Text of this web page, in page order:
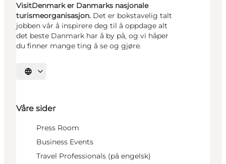
VisitDenmark er Danmarks nasjonale
turismeorganisasjon. Det er bokstavelig talt
jobben vår å inspirere deg til å oppdage alt
det beste Danmark har å by på, og vi håper
du finner mange ting å se og gjøre.
Velg språk
Våre sider
Press Room
Business Events
Travel Professionals (på engelsk)